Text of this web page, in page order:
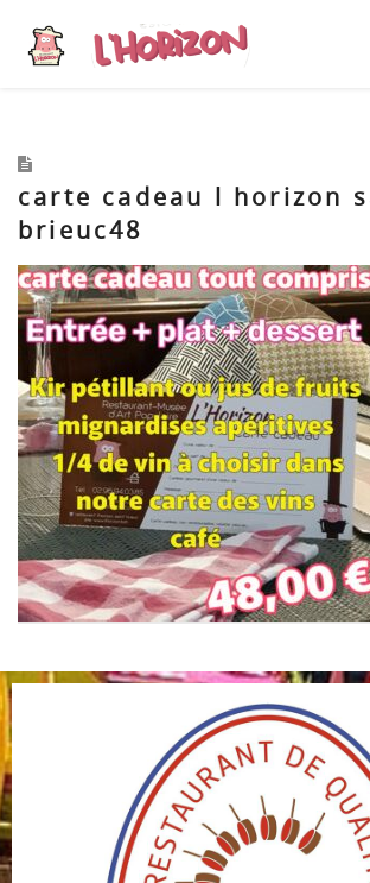
carte cadeau l horizon
brieuc48